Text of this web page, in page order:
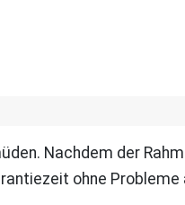
Nachdem der
ohne